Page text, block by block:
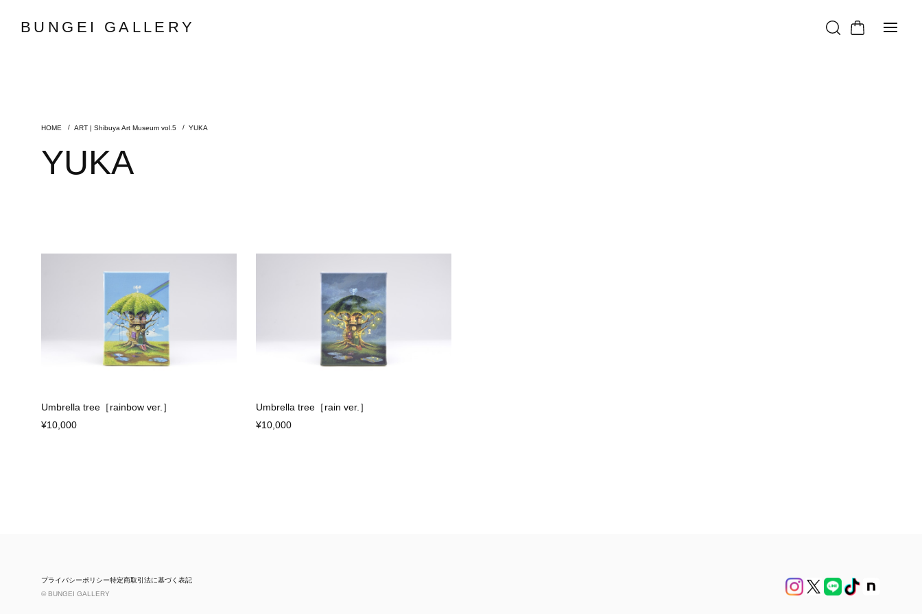
BUNGEI GALLERY
ART | Shibuya Art Museum vol.5 YUKA
YUKA
Umbrella tree［rainbow ver.］
¥10,000
Umbrella tree［rain ver.］
¥10,000
プライバシーポリシー特定商取引法に基づく表記
© BUNGEI GALLERY